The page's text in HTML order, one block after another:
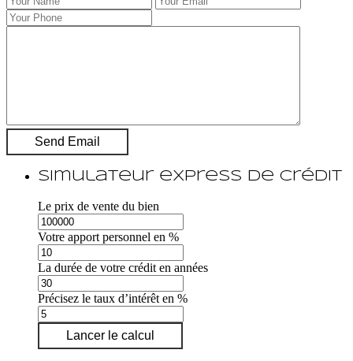
Simulateur express de crédit
Le prix de vente du bien
Votre apport personnel en %
La durée de votre crédit en années
Précisez le taux d’intérêt en %
Lancer le calcul